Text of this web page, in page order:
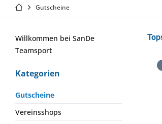
Gutscheine
Willkommen bei SanDe
Teamsport
Kategorien
Gutscheine
Vereinsshops